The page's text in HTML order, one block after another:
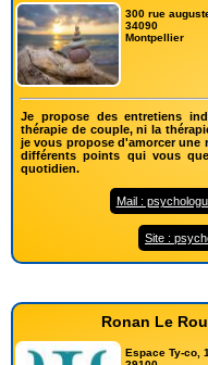
300 rue
34090
Montpellier
Je propose des entretiens
thérapie de couple, ni la
je vous propose d'amorcer une
différents points qui vous
quotidien.
Mail :
Site :
Ronan Le
Espace Ty-co,